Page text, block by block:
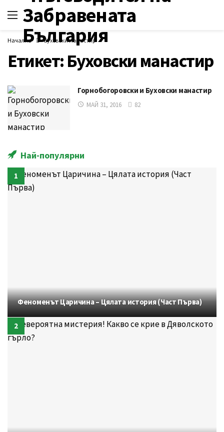
Начална Буховски манастир
Етикет: Буховски манастир
Горнобогоровски и Буховски манастир
МАЙ 31, 2016 82
Най-популярни
Феноменът Царичина – Цялата история (Част Първа)